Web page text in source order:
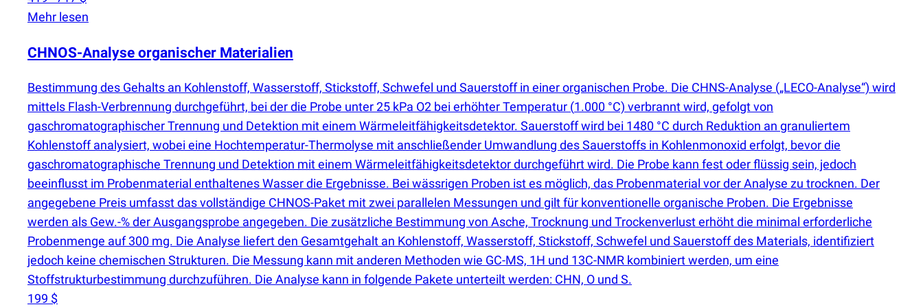
Mehr lesen
CHNOS-Analyse organischer Materialien
Bestimmung des Gehalts an Kohlenstoff, Wasserstoff, Stickstoff, Schwefel und Sauerstoff in einer organischen Probe. Die CHNS-Analyse („LECO-Analyse“) wird
mittels Flash-Verbrennung durchgeführt, bei der die Probe unter 25 kPa O2 bei erhöhter Temperatur (1.000 °C) verbrannt wird, gefolgt von
gaschromatographischer Trennung und Detektion mit einem Wärmeleitfähigkeitsdetektor. Sauerstoff wird bei 1480 °C durch Reduktion an granuliertem
Kohlenstoff analysiert, wobei eine Hochtemperatur-Thermolyse mit anschließender Umwandlung des Sauerstoffs in Kohlenmonoxid erfolgt, bevor die
gaschromatographische Trennung und Detektion mit einem Wärmeleitfähigkeitsdetektor durchgeführt wird. Die Probe kann fest oder flüssig sein, jedoch
beeinflusst im Probenmaterial enthaltenes Wasser die Ergebnisse. Bei wässrigen Proben ist es möglich, das Probenmaterial vor der Analyse zu trocknen. Der
angegebene Preis umfasst das vollständige CHNOS-Paket mit zwei parallelen Messungen und gilt für konventionelle organische Proben. Die Ergebnisse
werden als Gew.-% der Ausgangsprobe angegeben. Die zusätzliche Bestimmung von Asche, Trocknung und Trockenverlust erhöht die minimal erforderliche
Probenmenge auf 300 mg. Die Analyse liefert den Gesamtgehalt an Kohlenstoff, Wasserstoff, Stickstoff, Schwefel und Sauerstoff des Materials, identifiziert
jedoch keine chemischen Strukturen. Die Messung kann mit anderen Methoden wie GC-MS, 1H und 13C-NMR kombiniert werden, um eine
Stoffstrukturbestimmung durchzuführen. Die Analyse kann in folgende Pakete unterteilt werden: CHN, O und S.
199 $